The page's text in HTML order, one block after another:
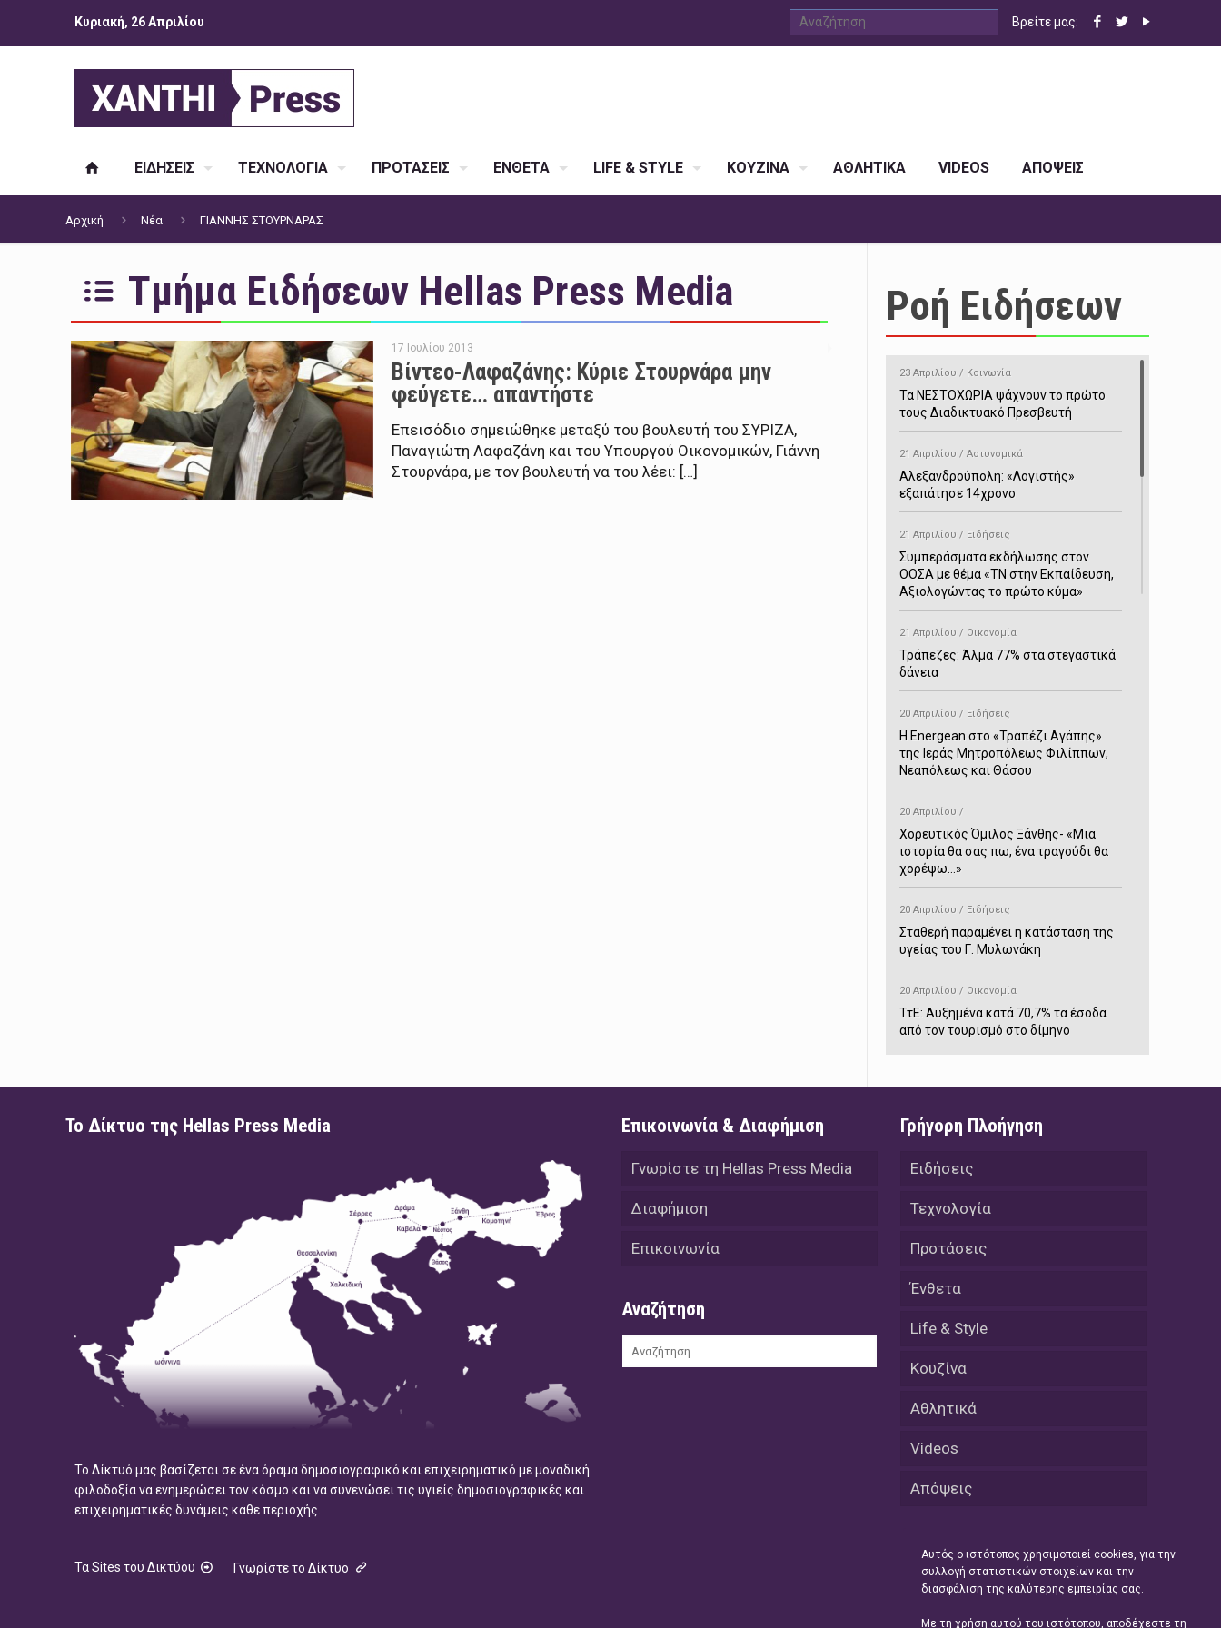
Κυριακή, 26 Απριλίου Βρείτε μας:
ΕΙΔΗΣΕΙΣ ΤΕΧΝΟΛΟΓΙΑ ΠΡΟΤΑΣΕΙΣ ΕΝΘΕΤΑ LIFE & STYLE ΚΟΥΖΙΝΑ ΑΘΛΗΤΙΚΑ VIDEOS ΑΠΟΨΕΙΣ
Αρχική Νέα ΓΙΑΝΝΗΣ ΣΤΟΥΡΝΑΡΑΣ
Τμήμα Ειδήσεων Hellas Press Media
17 Ιουλίου 2013
Βίντεο-Λαφαζάνης: Κύριε Στουρνάρα μην
φεύγετε… απαντήστε
Επεισόδιο σημειώθηκε μεταξύ του βουλευτή του ΣΥΡΙΖΑ,
Παναγιώτη Λαφαζάνη και του Υπουργού Οικονομικών, Γιάννη
Στουρνάρα, με τον βουλευτή να του λέει: […]
Ροή Ειδήσεων
23 Απριλίου / Κοινωνία
Τα ΝΕΣΤΟΧΩΡΙΑ ψάχνουν το πρώτο
τους Διαδικτυακό Πρεσβευτή
21 Απριλίου / Αστυνομικά
Αλεξανδρούπολη: «Λογιστής»
εξαπάτησε 14χρονο
21 Απριλίου / Ειδήσεις
Συμπεράσματα εκδήλωσης στον
ΟΟΣΑ με θέμα «ΤΝ στην Εκπαίδευση,
Αξιολογώντας το πρώτο κύμα»
21 Απριλίου / Οικονομία
Τράπεζες: Άλμα 77% στα στεγαστικά
δάνεια
20 Απριλίου / Ειδήσεις
H Energean στο «Τραπέζι Αγάπης»
της Ιεράς Μητροπόλεως Φιλίππων,
Νεαπόλεως και Θάσου
20 Απριλίου /
Χορευτικός Όμιλος Ξάνθης- «Mια
ιστορία θα σας πω, ένα τραγούδι θα
χορέψω…»
20 Απριλίου / Ειδήσεις
Σταθερή παραμένει η κατάσταση της
υγείας του Γ. Μυλωνάκη
20 Απριλίου / Οικονομία
ΤτΕ: Αυξημένα κατά 70,7% τα έσοδα
από τον τουρισμό στο δίμηνο
20 Απριλίου / Αστυνομικά
πιστολιού κρότου – αερίου
20 Απριλίου / Κόσμος
Δεύτερο τσουνάμι ύψους 80
Παρουσίαση του Κοινού
Σπουδών «Evolutionary Medicine» από
20 Απριλίου / Οικονομία
δείκτης κύκλου εργασιών στη
βιομηχανία τον Φεβρουάριο εφέτος
«εκμεταλλεύτηκε» την κληρονομιά
των Παγετώνων
Το Δίκτυο της Hellas Press Media
Το Δίκτυό μας βασίζεται σε ένα όραμα δημοσιογραφικό και επιχειρηματικό με μοναδική
φιλοδοξία να ενημερώσει τον κόσμο και να συνενώσει τις υγιείς δημοσιογραφικές και
επιχειρηματικές δυνάμεις κάθε περιοχής.
Τα Sites του Δικτύου Γνωρίστε το Δίκτυο
Επικοινωνία & Διαφήμιση
Γνωρίστε τη Hellas Press Media
Διαφήμιση
Επικοινωνία
Αναζήτηση
Γρήγορη Πλοήγηση
Ειδήσεις
Τεχνολογία
Προτάσεις
Ένθετα
Life & Style
Κουζίνα
Αθλητικά
Videos
Απόψεις
Αυτός ο ιστότοπος χρησιμοποιεί cookies, για την
συλλογή στατιστικών στοιχείων και την
διασφάλιση της καλύτερης εμπειρίας σας.
Με τη χρήση αυτού του ιστότοπου, αποδέχεστε τη